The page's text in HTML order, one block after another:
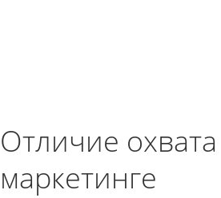
Отличие
маркетинге